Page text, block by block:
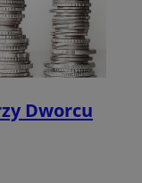
Dworcu